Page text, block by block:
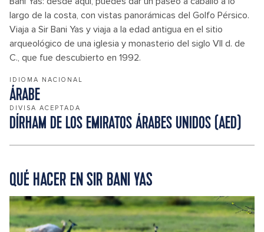
largo de la costa, con vistas panorámicas del Golfo Pérsico.
Viaja a Sir Bani Yas y viaja a la edad antigua en el sitio
arqueológico de una iglesia y monasterio del siglo VII d. de
C., que fue descubierto en 1992.
IDIOMA NACIONAL
ÁRABE
DIVISA ACEPTADA
DÍRHAM DE LOS EMIRATOS ÁRABES UNIDOS (AED)
QUÉ HACER EN SIR BANI YAS